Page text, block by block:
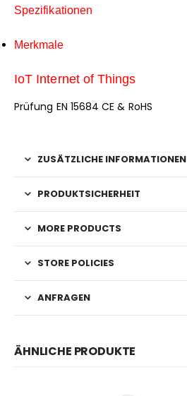
Spezifikationen
Merkmale
IoT Internet of Things
Prüfung EN 15684 CE & RoHS
ZUSÄTZLICHE INFORMATIONEN
PRODUKTSICHERHEIT
MORE PRODUCTS
STORE POLICIES
ANFRAGEN
ÄHNLICHE PRODUKTE